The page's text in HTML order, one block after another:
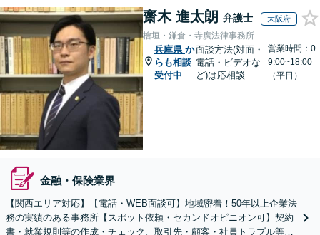
齋木 進太朗 弁護士 大阪府
檜垣・鎌倉・寺廣法律事務所
兵庫県 か
らも相談
受付中
面談方法(対面・
電話・ビデオな
ど)は応相談
営業時間：0
9:00~18:00
（平日）
金融・保険業界
【関西エリア対応】【電話・WEB面談可】地域密着！50年以上企業法
務の実績のある事務所【スポット依頼・セカンドオピニオン可】契約
書・就業規則等の作成・チェック、取引先・顧客・社員トラブル等、